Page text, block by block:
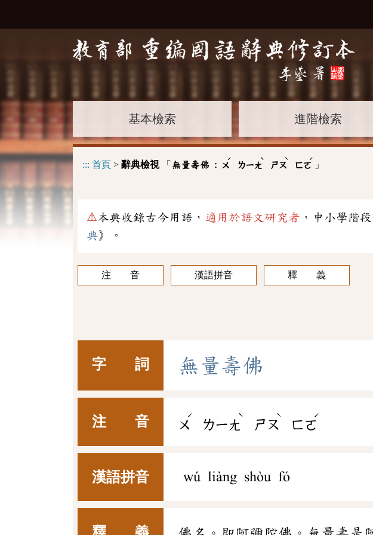
基本檢索 進階檢索
::: 首頁 > 辭典檢視「 無量壽佛 : ㄨ
ˊ
ㄌㄧㄤ
ˋ
ㄕㄡ
ˋ
ㄈㄛ
ˊ
」
⚠本典收錄古今用語， 適用於語文研究者 ，中小學階
典》。
注 音 漢語拼音 釋 義
字 詞 無量壽佛
注 音 ㄨ
ˊ
ㄌㄧㄤ
ˋ
ㄕㄡ
ˋ
ㄈㄛ
ˊ
漢語拼音 wú liàng shòu fó